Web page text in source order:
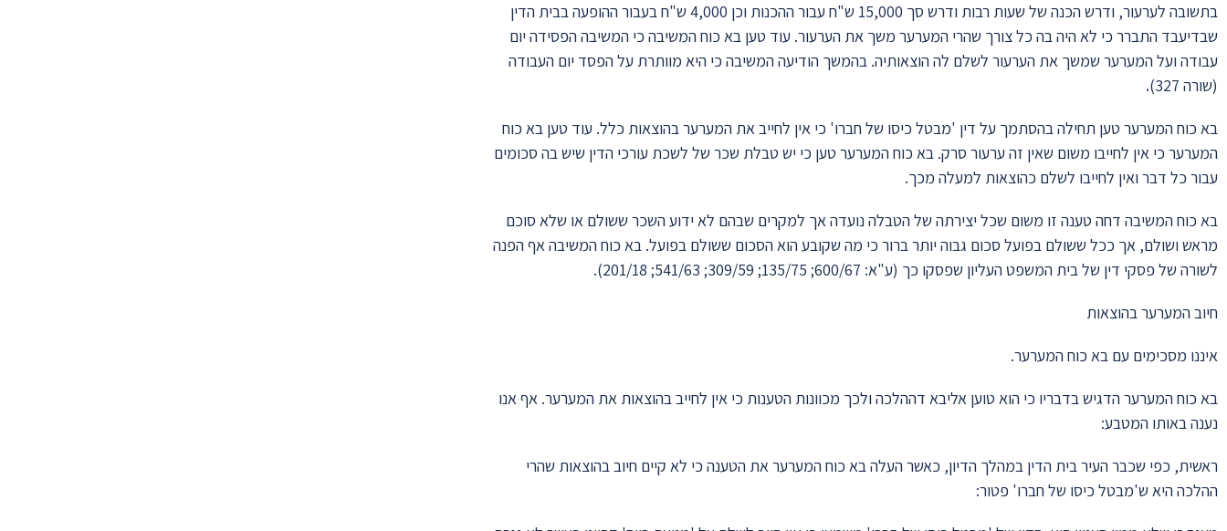
בתשובה לערעור, ודרש הכנה של שעות רבות ודרש סך 15,000 ש"ח עבור ההכנות וכן 4,000 ש"ח בעבור ההופעה בבית הדין
שבדיעבד התברר כי לא היה בה כל צורך שהרי המערער משך את הערעור. עוד טען בא כוח המשיבה כי המשיבה הפסידה יום
עבודה ועל המערער שמשך את הערעור לשלם לה הוצאותיה. בהמשך הודיעה המשיבה כי היא מוותרת על הפסד יום העבודה
(שורה 327)
.
בא כוח המערער טען תחילה בהסתמך על דין 'מבטל כיסו של חברו' כי אין לחייב את המערער בהוצאות כלל. עוד טען בא כוח
המערער כי אין לחייבו משום שאין זה ערעור סרק. בא כוח המערער טען כי יש טבלת שכר של לשכת עורכי הדין שיש בה סכומים
עבור כל דבר ואין לחייבו לשלם כהוצאות למעלה מכך.
בא כוח המשיבה דחה טענה זו משום שכל יצירתה של הטבלה נועדה אך למקרים שבהם לא ידוע השכר ששולם או שלא סוכם
מראש ושולם, אך ככל ששולם בפועל סכום גבוה יותר ברור כי מה שקובע הוא הסכום ששולם בפועל. בא כוח המשיבה אף הפנה
לשורה של פסקי דין של בית המשפט העליון שפסקו כך (ע"א: 600/67; 135/75; 309/59; 541/63; 201/18).
חיוב המערער בהוצאות
איננו מסכימים עם בא כוח המערער.
בא כוח המערער הדגיש בדבריו כי הוא טוען אליבא דההלכה ולכך מכוונות הטענות כי אין לחייב בהוצאות את המערער. אף אנו
נענה באותו המטבע:
ראשית, כפי שכבר העיר בית הדין במהלך הדיון, כאשר העלה בא כוח המערער את הטענה כי לא קיים חיוב בהוצאות שהרי
ההלכה היא ש'מבטל כיסו של חברו' פטור: